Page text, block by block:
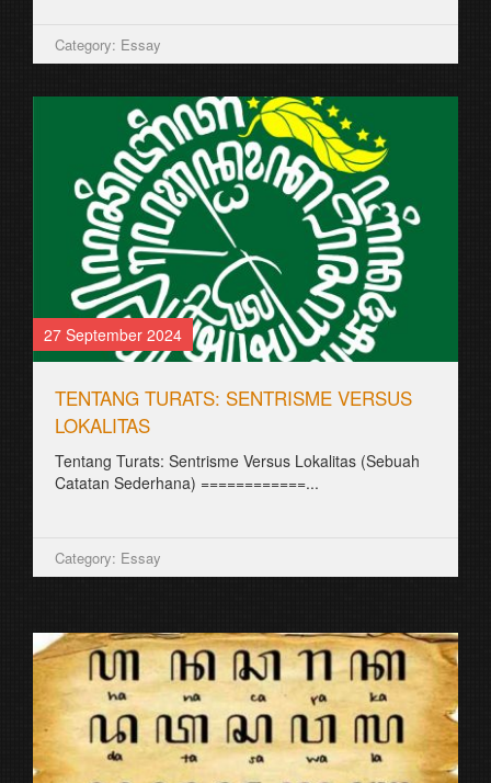
Category: Essay
27 September 2024
TENTANG TURATS: SENTRISME VERSUS
LOKALITAS
Tentang Turats: Sentrisme Versus Lokalitas (Sebuah
Catatan Sederhana) ============...
Category: Essay